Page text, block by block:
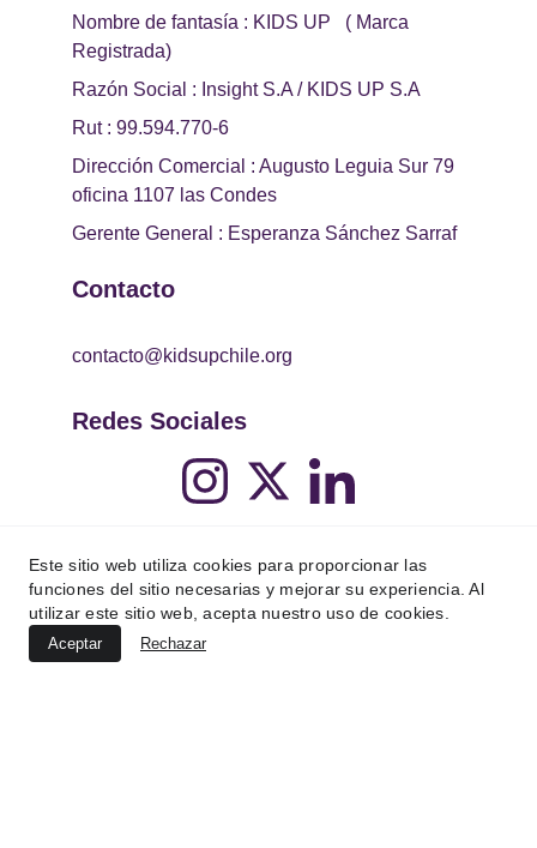
Contacto
contacto@kidsupchile.org
Redes Sociales
Nombre de fantasía : KIDS UP   ( Marca
Registrada)
Razón Social : Insight S.A / KIDS UP S.A
Rut : 99.594.770-6
Dirección Comercial : Augusto Leguia Sur 79
oficina 1107 las Condes
Gerente General : Esperanza Sánchez Sarraf
Este sitio web utiliza cookies para proporcionar las
funciones del sitio necesarias y mejorar su experiencia. Al
utilizar este sitio web, acepta nuestro uso de cookies.
Aceptar Rechazar